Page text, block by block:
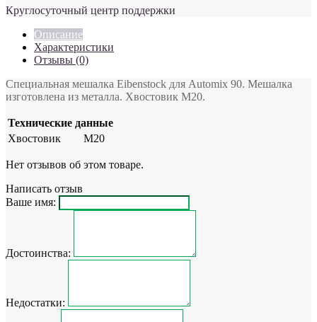
Круглосуточный центр поддержки
Описание
Характеристики
Отзывы (0)
Специальная мешалка Eibenstock для Automix 90. Мешалка
изготовлена из металла. Хвостовик M20.
Технические данные
Хвостовик
М20
Нет отзывов об этом товаре.
Написать отзыв
Ваше имя:
Достоинства:
Недостатки: